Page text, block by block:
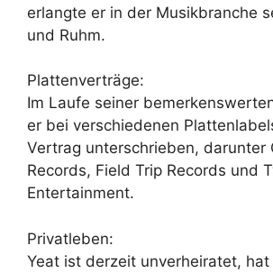
erlangte er in der Musikbranche
und Ruhm.
Plattenverträge:
Im Laufe seiner
er bei verschiedenen
Vertrag unterschrieben, darunter
Records, Field Trip Records und
Entertainment.
Privatleben:
Yeat ist derzeit unverheiratet,